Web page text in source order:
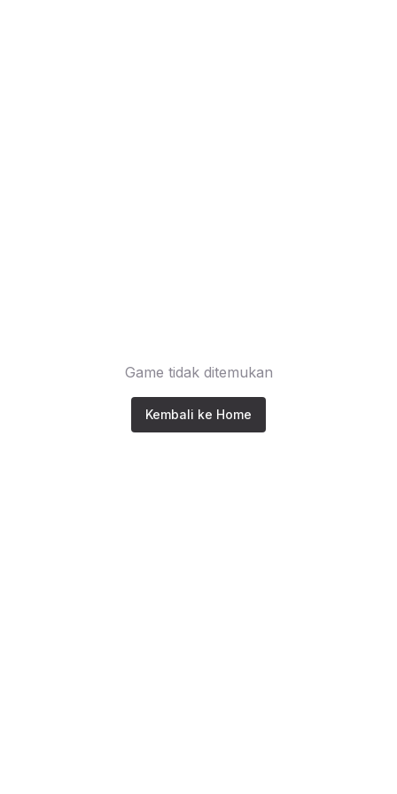
Game tidak ditemukan
Kembali ke Home